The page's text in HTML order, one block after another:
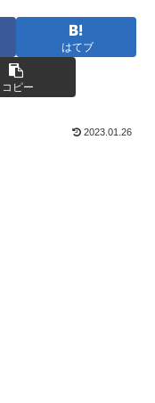
はてブ
コピー
2023.01.26